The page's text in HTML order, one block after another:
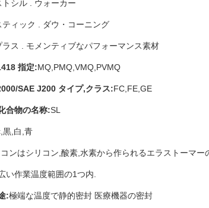
トシル . ウォーカー
ティック . ダウ・コーニング
ラス . モメンティブなパフォーマンス素材
指定:MQ,PMQ,VMQ,PVMQ
SAE J200 タイプ,クラス:FC,FE,GE
合物の名称:SL
黒,白,青
ンはシリコン,酸素,水素から作られるエラストーマ
い作業温度範囲の1つ内.
:極端な温度で静的密封 医療機器の密封